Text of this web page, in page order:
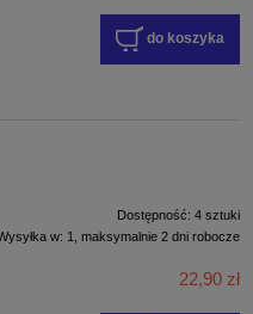
do koszyka
Dostępność: 4 sztuki
w: 1, maksymalnie 2 dni robocze
22,90 zł